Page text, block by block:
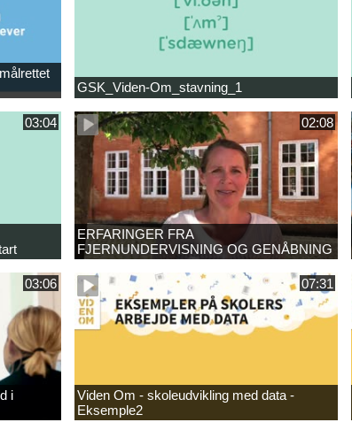
GSK_Viden-Om_stavning_1
03:04 02:08
ERFARINGER FRA
FJERNUNDERVISNING OG GENÅBNING
03:06
i
07:31
Viden Om - skoleudvikling med data -
Eksemple2